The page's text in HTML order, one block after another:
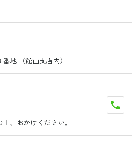
地 （館山支店内）
、おかけください。